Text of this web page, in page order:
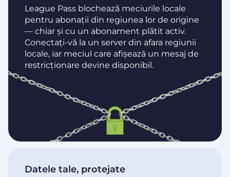
League Pass blochează meciurile locale
pentru abonații din regiunea lor de origine
— chiar și cu un abonament plătit activ.
Conectați-vă la un server din afara regiunii
locale, iar meciul care afișează un mesaj de
restricționare devine disponibil.
Datele tale, protejate